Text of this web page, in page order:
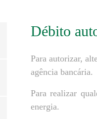
Débito
Para autorizar,
agência bancária.
Para realizar
energia.